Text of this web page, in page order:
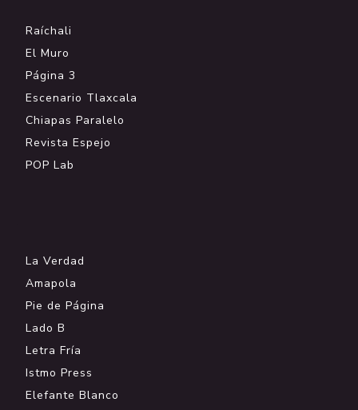
Raíchali
El Muro
Página 3
Escenario Tlaxcala
Chiapas Paralelo
Revista Espejo
POP Lab
La Verdad
Amapola
Pie de Página
Lado B
Letra Fría
Istmo Press
Elefante Blanco